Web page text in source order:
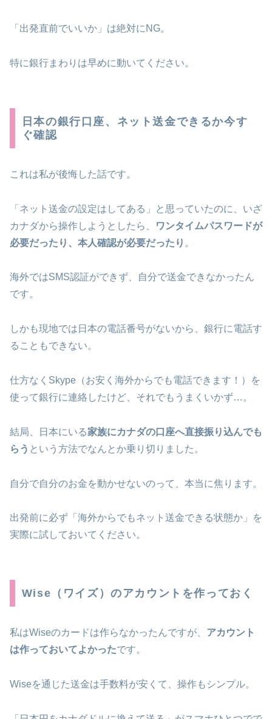
「出発直前でいいか」は絶対にNG。
特に銀行まわりは早めに動いてください。
日本の銀行口座、ネット送金できるか今す
ぐ確認
これは私が後悔した話です。
「ネット送金の設定はしてある」と思っていたのに、いざ
カナダから操作しようとしたら、
ワンタイムパスワードが
必要だったり、本人確認が必要だったり 。
海外ではSMS認証ができず、自分で送金できなかったん
です。
しかも現地では日本の電話番号がないから、銀行に電話す
ることもできない。
仕方なくSkype（お安く海外からでも電話できます！）を
使って銀行に連絡したけど、それでもうまくいかず…。
結局、日本にいる家族にカナダの口座へ直接振り込んでも
らう という方法でなんとか乗り切りました。
自分で自分のお金を動かせないのって、本当に焦ります。
出発前に必ず「海外からでもネット送金できる状態か」を
実際に試しておいてください。
Wise（ワイズ）のアカウントを作っておく
私はWiseのカードは作らなかったんですが、 アカウント
は作っておいてよかったです。
Wiseを通じた送金は手数料が安くて、操作もシンプル。